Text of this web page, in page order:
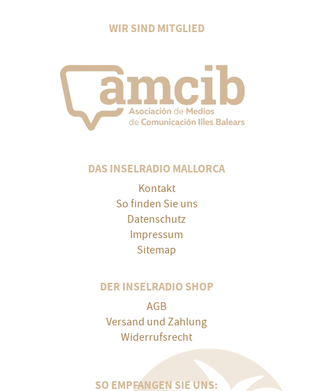
WIR SIND MITGLIED
DAS INSELRADIO MALLORCA
Kontakt
So finden Sie uns
Datenschutz
Impressum
Sitemap
DER INSELRADIO SHOP
AGB
Versand und Zahlung
Widerrufsrecht
SO EMPFANGEN SIE UNS: